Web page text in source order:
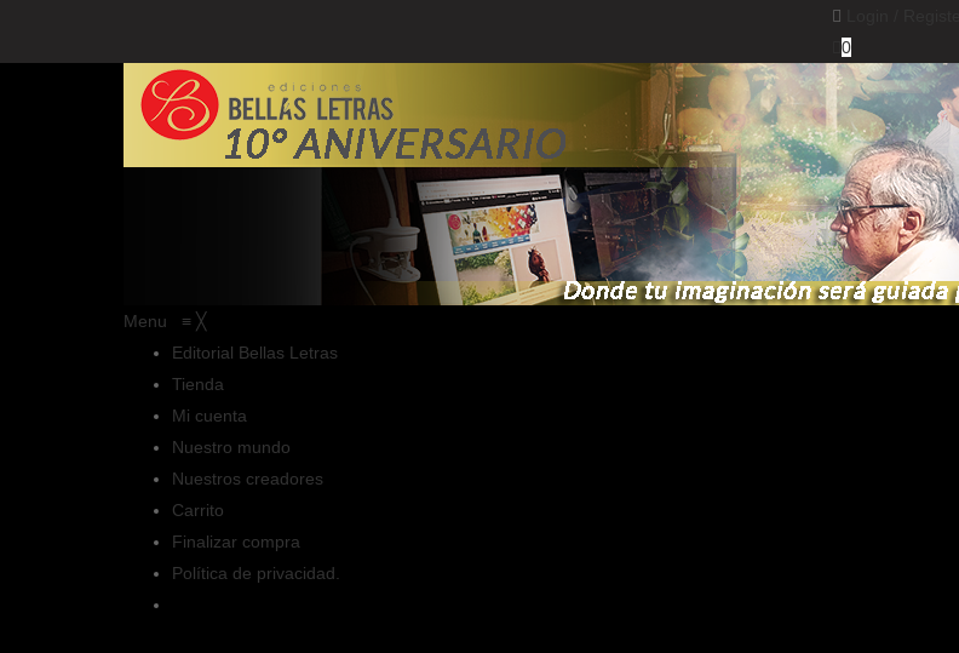
0
Menu ≡ ╳
Editorial Bellas Letras
Tienda
Mi cuenta
Nuestro mundo
Nuestros creadores
Carrito
Finalizar compra
Política de privacidad.